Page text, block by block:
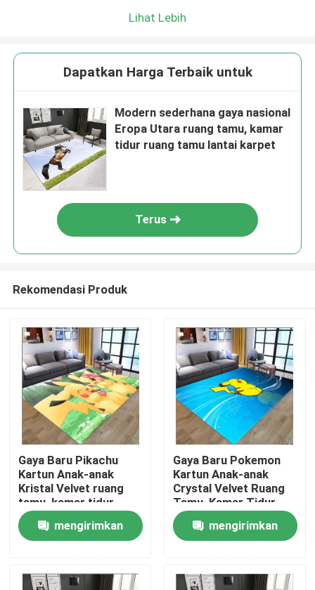
Rumah
Produk
Lihat Lebih
Dapatkan Harga Terbaik untuk
Modern sederhana gaya nasional
Eropa Utara ruang tamu, kamar
tidur ruang tamu lantai karpet
Terus
Rekomendasi Produk
Gaya Baru Pikachu
Kartun Anak-anak
Kristal Velvet ruang
tamu, kamar tidur
ruang tamu Lantai
Karpetmengirimkan
Gaya Baru Pokemon
Kartun Anak-anak
Crystal Velvet Ruang
Tamu, Kamar Tidur
Ruang Tamu Lantai
Karpet mengirimkan